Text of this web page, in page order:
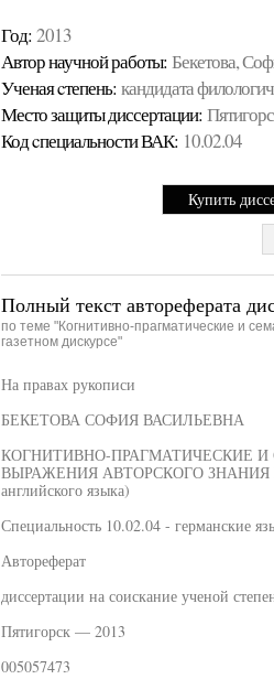
Год: 2013
Автор научной работы: Бекетова,
Ученая cтепень: кандидата
Место защиты диссертации:
Код cпециальности ВАК: 10.02.04
Купить
Полный текст автореферата
по теме "Когнитивно-прагматические и
газетном дискурсе"
На правах рукописи
БЕКЕТОВА СОФИЯ ВАСИЛЬЕВНА
КОГНИТИВНО-ПРАГМАТИЧЕСКИЕ
ВЫРАЖЕНИЯ АВТОРСКОГО ЗНАНИЯ В
английского языка)
Специальность 10.02.04 - германские
Автореферат
диссертации на соискание ученой
Пятигорск — 2013
005057473